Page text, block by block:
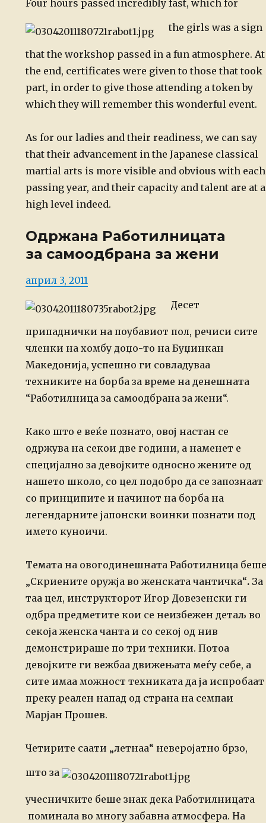
Four hours passed incredibly fast, which for
the girls was a sign
that the workshop passed in a fun atmosphere. At
the end, certificates were given to those that took
part, in order to give those attending a token by
which they will remember this wonderful event.
As for our ladies and their readiness, we can say
that their advancement in the Japanese classical
martial arts is more visible and obvious with each
passing year, and their capacity and talent are at a
high level indeed.
Одржана Работилницата
за самоодбрана за жени
Posted
април 3, 2011
Десет
припаднички напоубавиот пол, речиси сите
членки на хомбу доџо-то на Буџинкан
Македонија, успешно ги совладуваа
техниките на борба за време на денешната
“Работилница засамоодбрана за жени“.
Како што е веќе познато, овој настан се
одржува на секои две години, а наменет е
специјално за девојките односно жените од
нашето школо, со цел подобро да се запознаат
со принципите и начинот на борба на
легендарните јапонски воинки познати под
името куноичи.
Темата на овогодинешната Работилница беше
„Скриените оружја во женскатачантичка“. За
таа цел, инструкторот Игор Довезенски ги
одбрапредметите кои се неизбежен детаљ во
секоја женска чанта и со секој од нив
демонстрираше по три техники. Потоа
девојките ги вежбаа движењата меѓу себе, а
сите имаа можност техниката да ја испробаат
преку реален напад од страна на семпаи
Марјан Прошев.
Четирите саати „летнаа“ неверојатно брзо,
што за
учесничките беше знак дека Работилницата
поминала во многу забавна атмосфера. На